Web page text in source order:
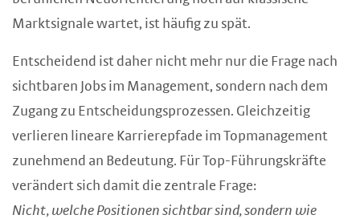
Marktsignale wartet, ist häufig zu spät.
Entscheidend ist daher nicht mehr nur die Frage nach
sichtbaren Jobs im Management, sondern nach dem
Zugang zu Entscheidungsprozessen. Gleichzeitig
verlieren lineare Karrierepfade im Topmanagement
zunehmend an Bedeutung. Für Top-Führungskräfte
verändert sich damit die zentrale Frage:
Nicht, welche Positionen sichtbar sind, sondern wie